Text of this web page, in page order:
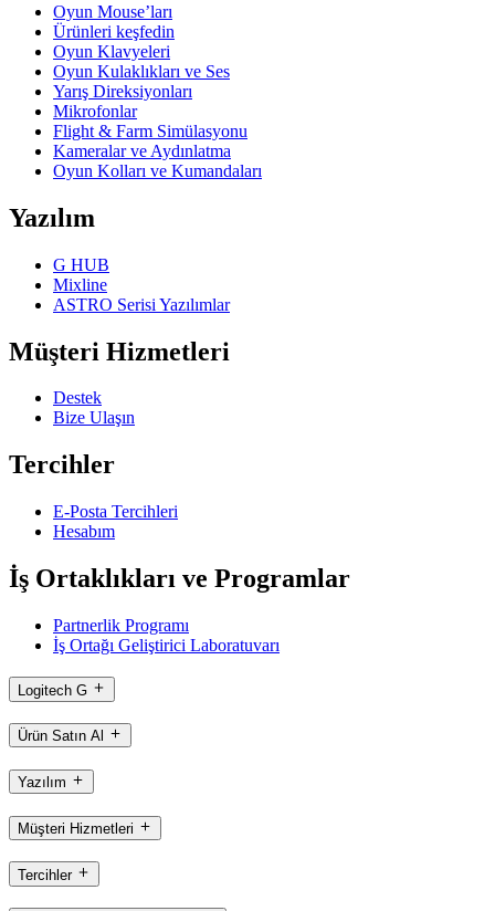
Oyun Mouse’ları
Ürünleri keşfedin
Oyun Klavyeleri
Oyun Kulaklıkları ve Ses
Yarış Direksiyonları
Mikrofonlar
Flight & Farm Simülasyonu
Kameralar ve Aydınlatma
Oyun Kolları ve Kumandaları
Yazılım
G HUB
Mixline
ASTRO Serisi Yazılımlar
Müşteri Hizmetleri
Destek
Bize Ulaşın
Tercihler
E-Posta Tercihleri
Hesabım
İş Ortaklıkları ve Programlar
Partnerlik Programı
İş Ortağı Geliştirici Laboratuvarı
Logitech G
Ürün Satın Al
Yazılım
Müşteri Hizmetleri
Tercihler